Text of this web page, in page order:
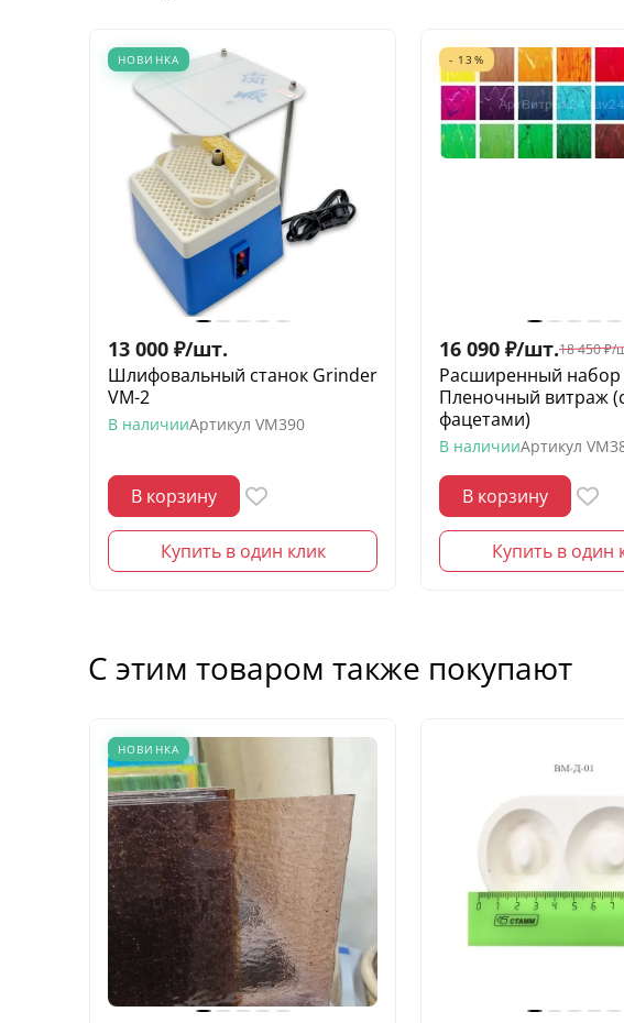
НОВИНКА
13 000 ₽/шт.
Шлифовальный станок Grinder
VM-2
В наличииАртикул VM390
В корзину
Купить в один клик
- 13%
16 090 ₽/шт.18 450 ₽/
Расширенный набор
Пленочный витраж
фацетами)
В наличииАртикул
В корзину
Купить в один
С этим товаром также покупают
НОВИНКА